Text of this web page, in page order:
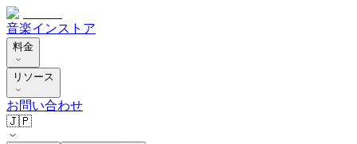
音楽インストア
料金
リソース
お問い合わせ
🇯🇵